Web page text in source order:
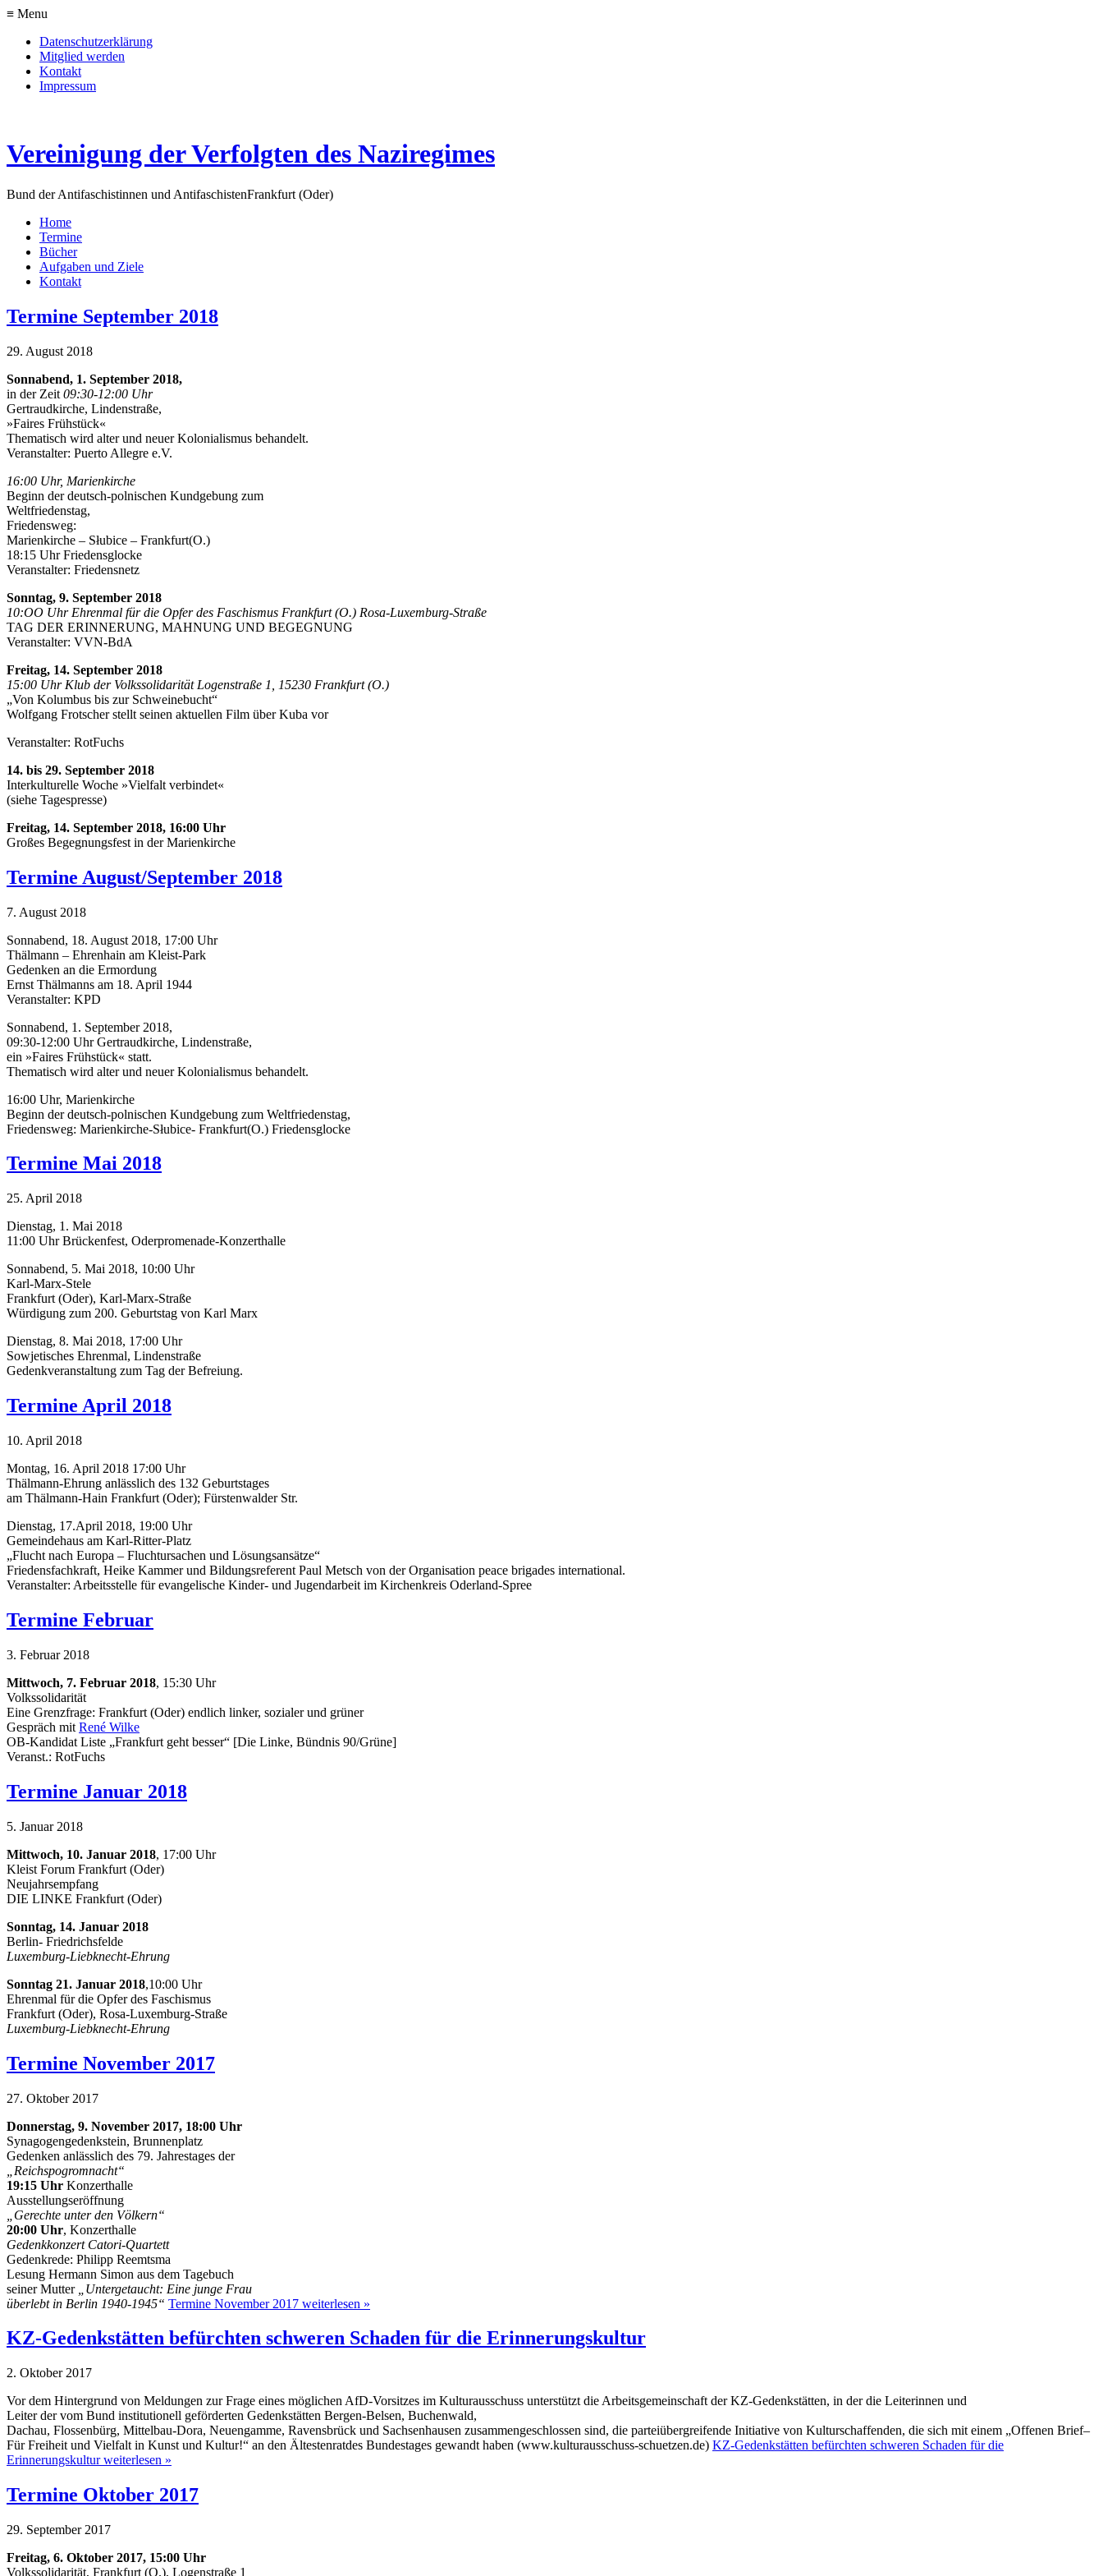
≡ Menu
Datenschutzerklärung
Mitglied werden
Kontakt
Impressum
Vereinigung der Verfolgten des Naziregimes
Bund der Antifaschistinnen und AntifaschistenFrankfurt (Oder)
Home
Termine
Bücher
Aufgaben und Ziele
Kontakt
Termine September 2018
29. August 2018
Sonnabend, 1. September 2018,
in der Zeit 09:30-12:00 Uhr
Gertraudkirche, Lindenstraße,
»Faires Frühstück«
Thematisch wird alter und neuer Kolonialismus behandelt.
Veranstalter: Puerto Allegre e.V.
16:00 Uhr, Marienkirche
Beginn der deutsch-polnischen Kundgebung zum
Weltfriedenstag,
Friedensweg:
Marienkirche – Słubice – Frankfurt(O.)
18:15 Uhr Friedensglocke
Veranstalter: Friedensnetz
Sonntag, 9. September 2018
10:OO Uhr Ehrenmal für die Opfer des Faschismus Frankfurt (O.) Rosa-Luxemburg-Straße
TAG DER ERINNERUNG, MAHNUNG UND BEGEGNUNG
Veranstalter: VVN-BdA
Freitag, 14. September 2018
15:00 Uhr Klub der Volkssolidarität Logenstraße 1, 15230 Frankfurt (O.)
„Von Kolumbus bis zur Schweinebucht“
Wolfgang Frotscher stellt seinen aktuellen Film über Kuba vor
Veranstalter: RotFuchs
14. bis 29. September 2018
Interkulturelle Woche »Vielfalt verbindet«
(siehe Tagespresse)
Freitag, 14. September 2018, 16:00 Uhr
Großes Begegnungsfest in der Marienkirche
Termine August/September 2018
7. August 2018
Sonnabend, 18. August 2018, 17:00 Uhr
Thälmann – Ehrenhain am Kleist-Park
Gedenken an die Ermordung
Ernst Thälmanns am 18. April 1944
Veranstalter: KPD
Sonnabend, 1. September 2018,
09:30-12:00 Uhr Gertraudkirche, Lindenstraße,
ein »Faires Frühstück« statt.
Thematisch wird alter und neuer Kolonialismus behandelt.
16:00 Uhr, Marienkirche
Beginn der deutsch-polnischen Kundgebung zum Weltfriedenstag,
Friedensweg: Marienkirche-Słubice- Frankfurt(O.) Friedensglocke
Termine Mai 2018
25. April 2018
Dienstag, 1. Mai 2018
11:00 Uhr Brückenfest, Oderpromenade-Konzerthalle
Sonnabend, 5. Mai 2018, 10:00 Uhr
Karl-Marx-Stele
Frankfurt (Oder), Karl-Marx-Straße
Würdigung zum 200. Geburtstag von Karl Marx
Dienstag, 8. Mai 2018, 17:00 Uhr
Sowjetisches Ehrenmal, Lindenstraße
Gedenkveranstaltung zum Tag der Befreiung.
Termine April 2018
10. April 2018
Montag, 16. April 2018 17:00 Uhr
Thälmann-Ehrung anlässlich des 132 Geburtstages
am Thälmann-Hain Frankfurt (Oder); Fürstenwalder Str.
Dienstag, 17.April 2018, 19:00 Uhr
Gemeindehaus am Karl-Ritter-Platz
„Flucht nach Europa – Fluchtursachen und Lösungsansätze“
Friedensfachkraft, Heike Kammer und Bildungsreferent Paul Metsch von der Organisation peace brigades international.
Veranstalter: Arbeitsstelle für evangelische Kinder- und Jugendarbeit im Kirchenkreis Oderland-Spree
Termine Februar
3. Februar 2018
Mittwoch, 7. Februar 2018, 15:30 Uhr
Volkssolidarität
Eine Grenzfrage: Frankfurt (Oder) endlich linker, sozialer und grüner
Gespräch mit René Wilke
OB-Kandidat Liste „Frankfurt geht besser“ [Die Linke, Bündnis 90/Grüne]
Veranst.: RotFuchs
Termine Januar 2018
5. Januar 2018
Mittwoch, 10. Januar 2018, 17:00 Uhr
Kleist Forum Frankfurt (Oder)
Neujahrsempfang
DIE LINKE Frankfurt (Oder)
Sonntag, 14. Januar 2018
Berlin- Friedrichsfelde
Luxemburg-Liebknecht-Ehrung
Sonntag 21. Januar 2018,10:00 Uhr
Ehrenmal für die Opfer des Faschismus
Frankfurt (Oder), Rosa-Luxemburg-Straße
Luxemburg-Liebknecht-Ehrung
Termine November 2017
27. Oktober 2017
Donnerstag, 9. November 2017, 18:00 Uhr
Synagogengedenkstein, Brunnenplatz
Gedenken anlässlich des 79. Jahrestages der
„Reichspogromnacht“
19:15 Uhr Konzerthalle
Ausstellungseröffnung
„Gerechte unter den Völkern“
20:00 Uhr, Konzerthalle
Gedenkkonzert Catori-Quartett
Gedenkrede: Philipp Reemtsma
Lesung Hermann Simon aus dem Tagebuch
seiner Mutter
„Untergetaucht: Eine junge Frau
überlebt in Berlin 1940-1945“ Termine November 2017 weiterlesen »
KZ-Gedenkstätten befürchten schweren Schaden für die Erinnerungskultur
2. Oktober 2017
Vor dem Hintergrund von Meldungen zur Frage eines möglichen AfD-Vorsitzes im Kulturausschuss unterstützt die Arbeitsgemeinschaft der KZ-Gedenkstätten, in der die Leiterinnen und
Leiter der vom Bund institutionell geförderten Gedenkstätten Bergen-Belsen, Buchenwald,
Dachau, Flossenbürg, Mittelbau-Dora, Neuengamme, Ravensbrück und Sachsenhausen zusammengeschlossen sind, die parteiübergreifende Initiative von Kulturschaffenden, die sich mit einem „Offenen Brief–
Für Freiheit und Vielfalt in Kunst und Kultur!“ an den Ältestenratdes Bundestages gewandt haben (www.kulturausschuss-schuetzen.de) KZ-Gedenkstätten befürchten schweren Schaden für die
Erinnerungskultur weiterlesen »
Termine Oktober 2017
29. September 2017
Freitag, 6. Oktober 2017, 15:00 Uhr
Volkssolidarität, Frankfurt (O.), Logenstraße 1